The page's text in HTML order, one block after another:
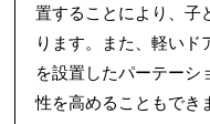
置することにより、子
ります。また、軽いド
を設置したパーテーシ
性を高めることもでき